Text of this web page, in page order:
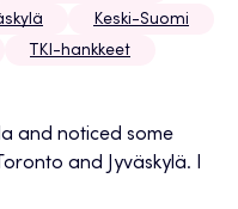
Keski-Suomi
TKI-hankkeet
and noticed some
and Jyväskylä. I